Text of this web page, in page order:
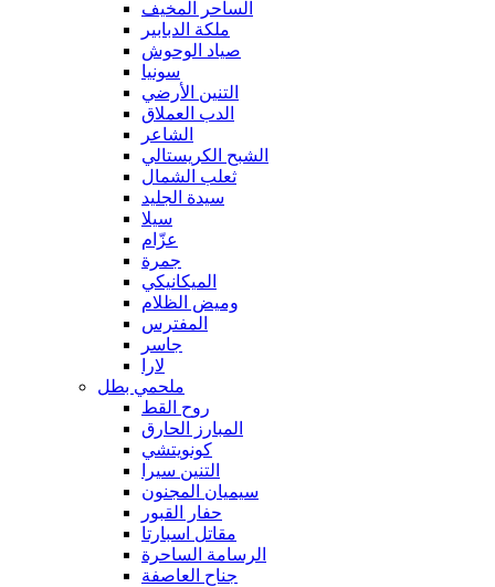
الساحر المخيف
ملكة الدبابير
صياد الوحوش
سونيا
التنين الأرضي
الدب العملاق
الشاعر
الشبح الكريستالي
ثعلب الشمال
سيدة الجليد
سيلا
عزّام
جمرة
الميكانيكي
وميض الظلام
المفترس
جاسر
لارا
ملحمي بطل
روح القط
المبارز الحارق
كونويتشي
التنين سيرا
سيميان المجنون
حفار القبور
مقاتل اسبارتا
الرسامة الساحرة
جناح العاصفة